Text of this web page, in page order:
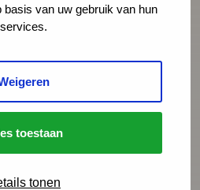
basis van uw gebruik van hun
services.
toestaan
tonen
en de nieuwe
in juli 2025 zijn nog
In dit bericht
rij en blikken we
die tot medio 2027